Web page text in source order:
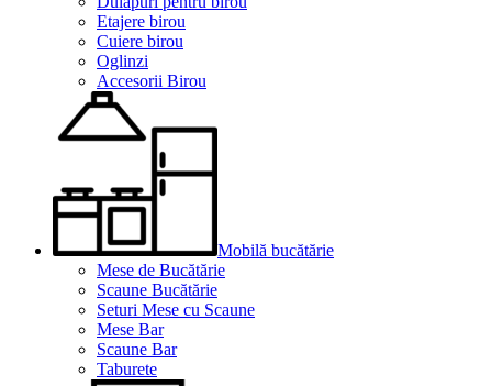
Etajere birou
Cuiere birou
Oglinzi
Accesorii Birou
Mobilă bucătărie
Mese de Bucătărie
Scaune Bucătărie
Seturi Mese cu Scaune
Mese Bar
Scaune Bar
Taburete